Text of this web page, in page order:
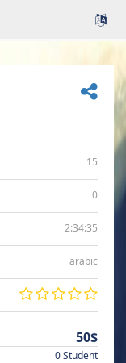
15
0
2:34:35
arabic
50$
0 Student